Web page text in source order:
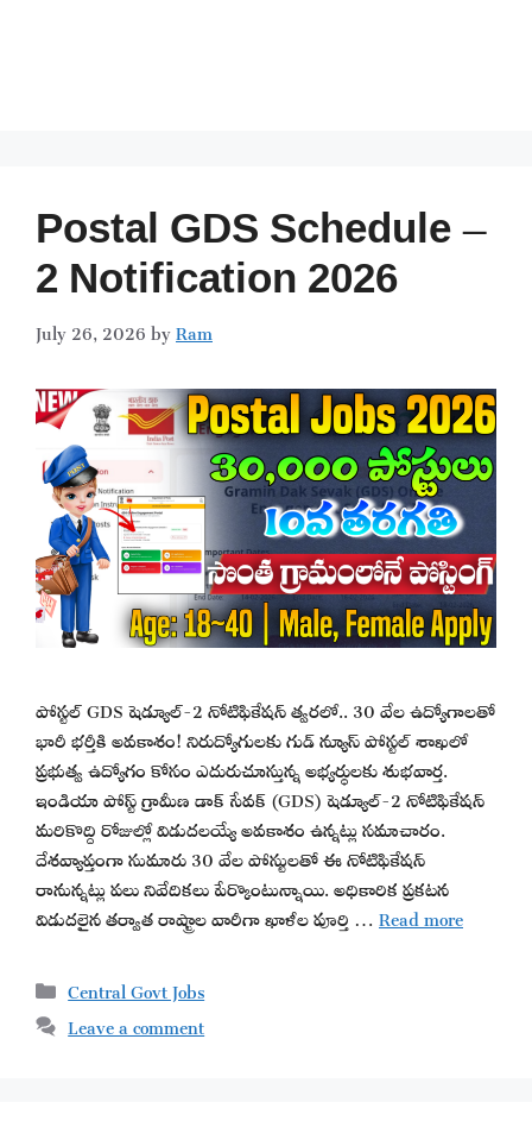
Postal GDS Schedule –
2 Notification 2026
July 26, 2026byRam
పోస్టల్ GDS షెడ్యూల్-2 నోటిఫికేషన్ త్వరలో.. 30 వేల ఉద్యోగాలతో
భారీ భర్తీకి అవకాశం! నిరుద్యోగులకు గుడ్ న్యూస్ పోస్టల్ శాఖలో
ప్రభుత్వ ఉద్యోగం కోసం ఎదురుచూస్తున్న అభ్యర్థులకు శుభవార్త.
ఇండియా పోస్ట్ గ్రామీణ డాక్ సేవక్ (GDS) షెడ్యూల్-2 నోటిఫికేషన్
మరికొద్ది రోజుల్లో విడుదలయ్యే అవకాశం ఉన్నట్లు సమాచారం.
దేశవ్యాప్తంగా సుమారు 30 వేల పోస్టులతో ఈ నోటిఫికేషన్
రానున్నట్లు పలు నివేదికలు పేర్కొంటున్నాయి. అధికారిక ప్రకటన
విడుదలైన తర్వాత రాష్ట్రాల వారీగా ఖాళీల పూర్తి …Read more
Categories
Central Govt Jobs
Leave a comment